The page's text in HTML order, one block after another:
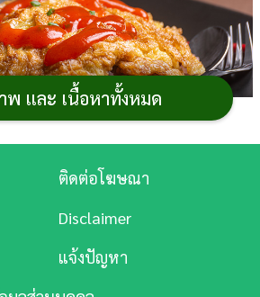
าอังกฤษ คือ Omelet
แบบเดิม ๆ ลองจับไข่ไก่ที่บ้านมา
เจียวแบบแซ่บ ๆ กันดีไหม ? วันนี้กระปุ
พ และ เนื้อหาทั้งหมด
ติดต่อโฆษณา
Disclaimer
แจ้งปัญหา